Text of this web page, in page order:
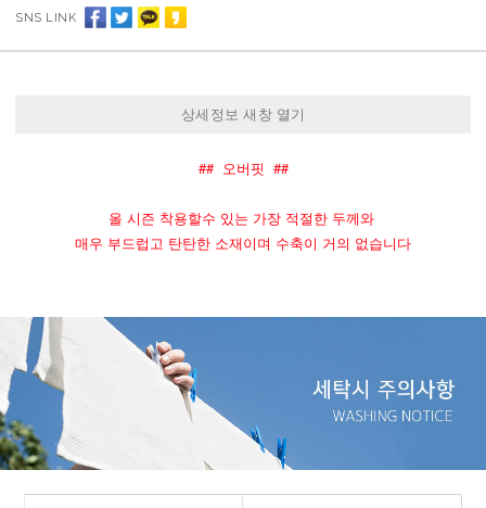
SNS LINK
상세정보 새창 열기
##  오버핏  ##
올 시즌 착용할수 있는 가장 적절한 두께와
매우 부드럽고 탄탄한 소재이며 수축이 거의 없습니다